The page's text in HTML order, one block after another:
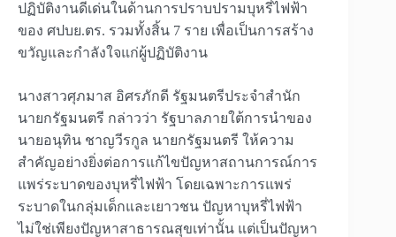
ปฏิบัติงานดีเด่นในด้านการปราบปรามบุหรี่ไฟฟ้า
ของ ศปบย.ตร. รวมทั้งสิ้น 7 ราย เพื่อเป็นการสร้าง
ขวัญและกำลังใจแก่ผู้ปฏิบัติงาน
นางสาวศุภมาส อิศรภักดี รัฐมนตรีประจำสำนัก
นายกรัฐมนตรี กล่าวว่า รัฐบาลภายใต้การนำของ
นายอนุทิน ชาญวีรกูล นายกรัฐมนตรี ให้ความ
สำคัญอย่างยิ่งต่อการแก้ไขปัญหาสถานการณ์การ
แพร่ระบาดของบุหรี่ไฟฟ้า โดยเฉพาะการแพร่
ระบาดในกลุ่มเด็กและเยาวชน ปัญหาบุหรี่ไฟฟ้า
ไม่ใช่เพียงปัญหาสาธารณสุขเท่านั้น แต่เป็นปัญหา